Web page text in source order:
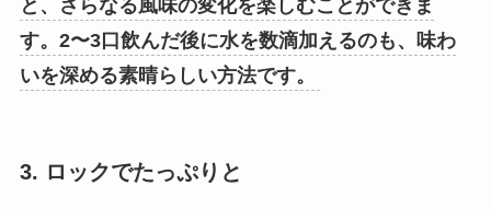
と、さらなる風味の変化を楽しむことができま
す。2〜3口飲んだ後に水を数滴加えるのも、味わ
いを深める素晴らしい方法です。
3. ロックでたっぷりと